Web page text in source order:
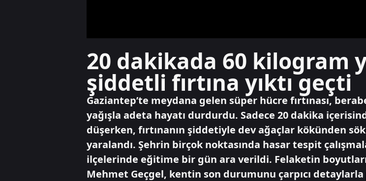
20 dakikada 60 kilogram
şiddetli fırtına yıktı geçti
Gaziantep’te meydana gelen süper hücre fırtınası,
yağışla adeta hayatı durdurdu. Sadece 20 dakika
düşerken, fırtınanın şiddetiyle dev ağaçlar kökünden
yaralandı. Şehrin birçok noktasında hasar tespit
ilçelerinde eğitime bir gün ara verildi. Felaketin
Mehmet Geçgel, kentin son durumunu çarpıcı detaylarla